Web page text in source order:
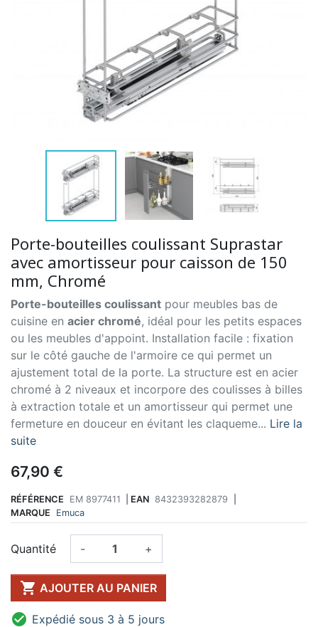
Porte-bouteilles coulissant Suprastar
avec amortisseur pour caisson de 150
mm, Chromé
Porte-bouteilles coulissant pour meubles bas de
cuisine en acier chromé, idéal pour les petits espaces
ou les meubles d'appoint. Installation facile : fixation
sur le côté gauche de l'armoire ce qui permet un
ajustement total de la porte. La structure est en acier
chromé à 2 niveaux et incorpore des coulisses à billes
à extraction totale et un amortisseur qui permet une
fermeture en douceur en évitant les claqueme... Lire la
suite
67,90 €
RÉFÉRENCE EM 8977411 EAN 8432393282879
MARQUE
Emuca
Quantité - +
 AJOUTER AU PANIER
 Expédié sous 3 à 5 jours